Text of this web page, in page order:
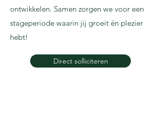
ontwikkelen. Samen zorgen we voor een
stageperiode waarin jij groeit én plezier
hebt!
Direct solliciteren